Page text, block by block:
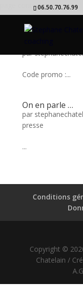
page contents06.50.70.76.99
par
Code promo :...
On en parle …
par
presse
...
Conditions
Copyright ©
Chatelain /